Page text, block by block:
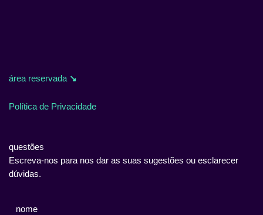
área reservada ↘
Política de Privacidade
questões
Escreva-nos para nos dar as suas sugestões ou esclarecer
dúvidas.